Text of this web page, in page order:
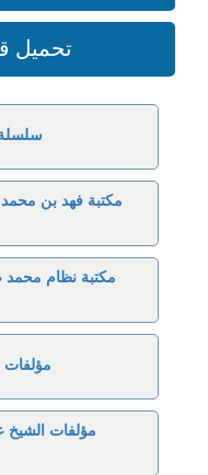
تحميل
سلسلة
مكتبة فهد بن محمد
مكتبة نظام محمد
مؤلفات
مؤلفات الشيخ